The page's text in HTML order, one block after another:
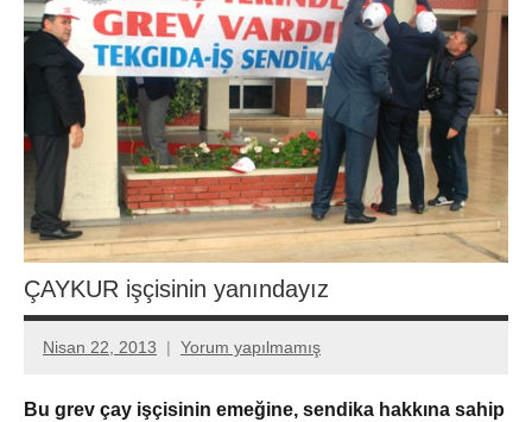
ÇAYKUR işçisinin yanındayız
Nisan 22, 2013
Aksu
Yorum yapılmamış
Bu grev çay işçisinin emeğine, sendika hakkına sahip